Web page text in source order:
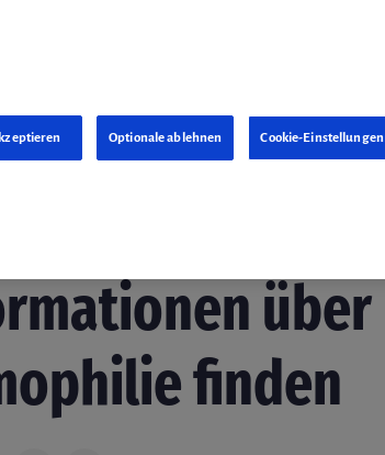
über
finden
Cookie-Einstellungen
Optionale ablehnen